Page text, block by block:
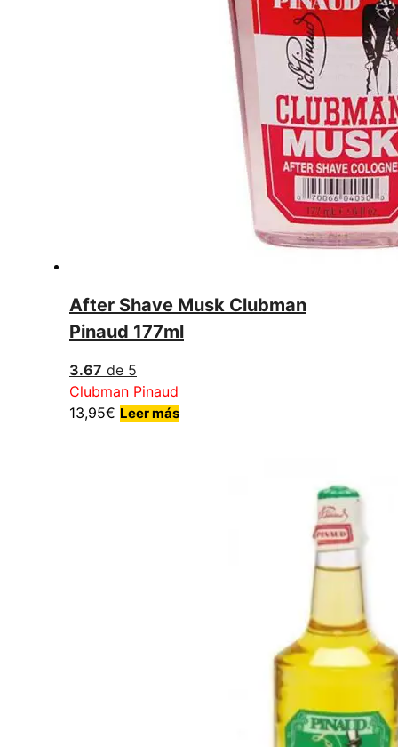
After Shave Musk Clubman
Pinaud 177ml
3.67 de 5
Clubman Pinaud
13,95€ Leer más